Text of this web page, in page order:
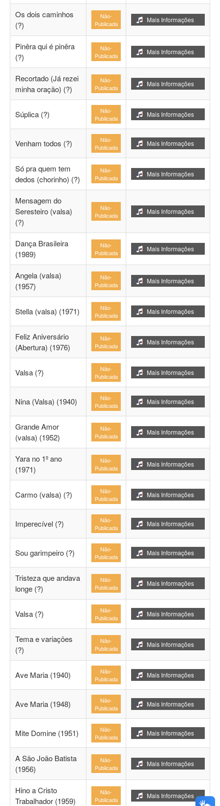
Os dois caminhos
(?)
Não-
Publicada
Mais Informações
Pinêra qui é pinêra
(?)
Não-
Publicada
Mais Informações
Recortado (Já rezei
minha oração) (?)
Não-
Publicada
Mais Informações
Súplica (?)
Não-
Publicada
Mais Informações
Venham todos (?)
Não-
Publicada
Mais Informações
Só pra quem tem
dedos (chorinho) (?)
Não-
Publicada
Mais Informações
Mensagem do
Seresteiro (valsa)
(?)
Não-
Publicada
Mais Informações
Dança Brasileira
(1989)
Não-
Publicada
Mais Informações
Angela (valsa)
(1957)
Não-
Publicada
Mais Informações
Stella (valsa) (1971)
Não-
Publicada
Mais Informações
Feliz Aniversário
(Abertura) (1976)
Não-
Publicada
Mais Informações
Valsa (?)
Não-
Publicada
Mais Informações
Nina (Valsa) (1940)
Não-
Publicada
Mais Informações
Grande Amor
(valsa) (1952)
Não-
Publicada
Mais Informações
Yara no 1º ano
(1971)
Não-
Publicada
Mais Informações
Carmo (valsa) (?)
Não-
Publicada
Mais Informações
Imperecível (?)
Não-
Publicada
Mais Informações
Sou garimpeiro (?)
Não-
Publicada
Mais Informações
Tristeza que andava
longe (?)
Não-
Publicada
Mais Informações
Valsa (?)
Não-
Publicada
Mais Informações
Tema e variações
(?)
Não-
Publicada
Mais Informações
Ave Maria (1940)
Não-
Publicada
Mais Informações
Ave Maria (1948)
Não-
Publicada
Mais Informações
Mite Domine (1951)
Não-
Publicada
Mais Informações
A São João Batista
(1956)
Não-
Publicada
Mais Informações
Hino a Cristo
Trabalhador (1959)
Não-
Publicada
Mais Informações